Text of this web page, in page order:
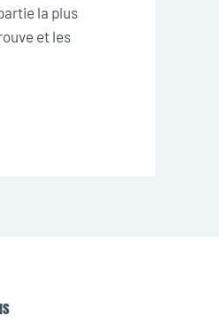
la plus
et les